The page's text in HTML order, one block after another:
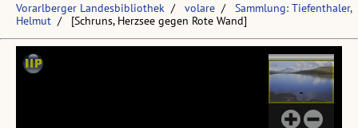
Vorarlberger Landesbibliothek volare
Sammlung: Tiefenthaler,
Helmut
[Schruns, Herzsee gegen Rote Wand]